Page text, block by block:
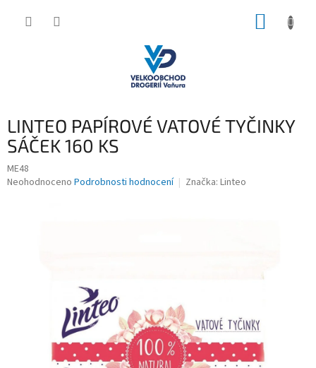
LINTEO PAPÍROVÉ VATOVÉ TYČINKY
SÁČEK 160 KS
ME48
Průměrné
Neohodnoceno Podrobnosti hodnocení Značka: Linteo